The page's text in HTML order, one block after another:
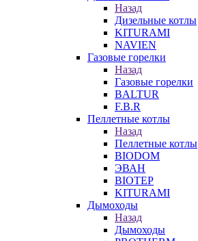
Назад
Дизельные котлы
KITURAMI
NAVIEN
Газовые горелки
Назад
Газовые горелки
BALTUR
F.B.R
Пеллетные котлы
Назад
Пеллетные котлы
BIODOM
ЭВАН
BIOTEP
KITURAMI
Дымоходы
Назад
Дымоходы